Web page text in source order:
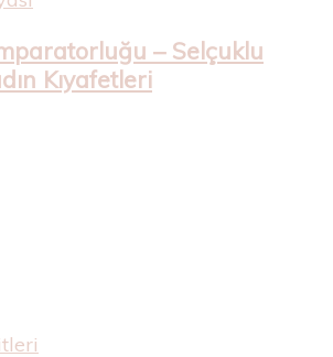
– Selçuklu
Kıyafetleri